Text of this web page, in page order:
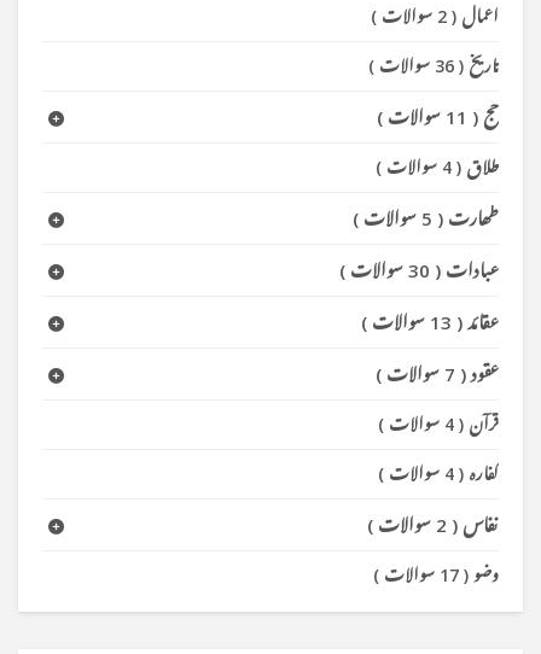
اعمال ( 2 سوالات )
تاریخ ( 36 سوالات )
حج ( 11 سوالات )
طلاق ( 4 سوالات )
طھارت ( 5 سوالات )
عبادات ( 30 سوالات )
عقائد( 13 سوالات )
عقود ( 7 سوالات )
قرآن ( 4 سوالات )
کفارہ ( 4 سوالات )
نفاس ( 2 سوالات )
وضو ( 17 سوالات )